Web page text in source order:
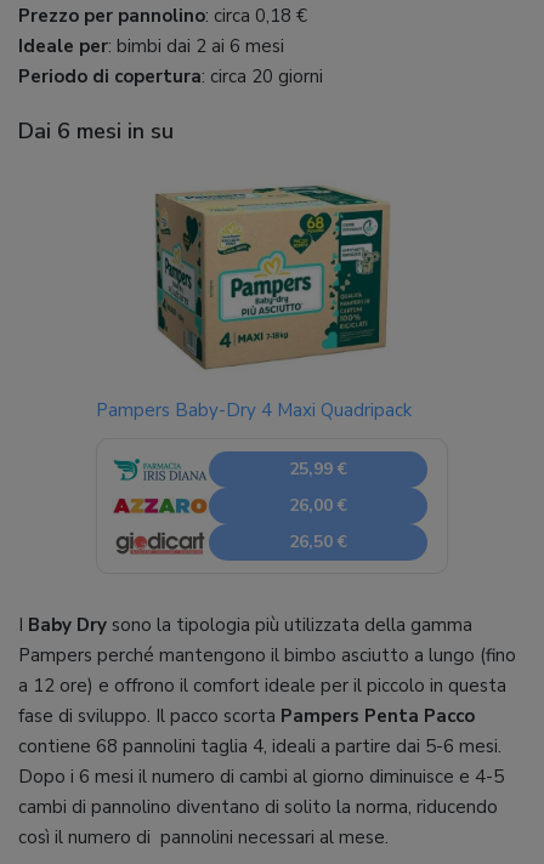
Prezzo per pannolino: circa 0,18 €
Ideale per: bimbi dai 2 ai 6 mesi
Periodo di copertura: circa 20 giorni
Dai 6 mesi in su
Pampers Baby-Dry 4 Maxi Quadripack
25,99 €
26,00 €
26,50 €
I Baby Dry sono la tipologia più utilizzata della gamma
Pampers perché mantengono il bimbo asciutto a lungo (fino
a 12 ore) e offrono il comfort ideale per il piccolo in questa
fase di sviluppo. Il pacco scorta Pampers Penta Pacco
contiene 68 pannolini taglia 4, ideali a partire dai 5-6 mesi.
Dopo i 6 mesi il numero di cambi al giorno diminuisce e 4-5
cambi di pannolino diventano di solito la norma, riducendo
così il numero di pannolini necessari al mese.